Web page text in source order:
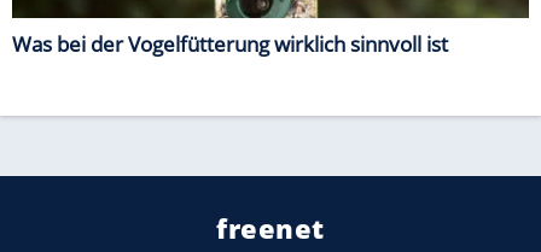
Was bei der Vogelfütterung wirklich sinnvoll ist
freenet